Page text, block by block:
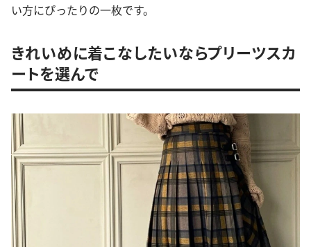
い方にぴったりの一枚です。
きれいめに着こなしたいならプリーツスカ
ートを選んで